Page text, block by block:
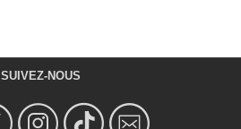
SUIVEZ-NOUS